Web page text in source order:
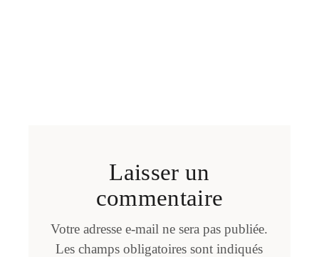
Laisser un
commentaire
Votre adresse e-mail ne sera pas publiée.
Les champs obligatoires sont indiqués